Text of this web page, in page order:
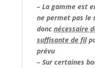
– La gamme est
ne permet pas le
donc nécessaire
suffisante de fil
prévu
– Sur certaines